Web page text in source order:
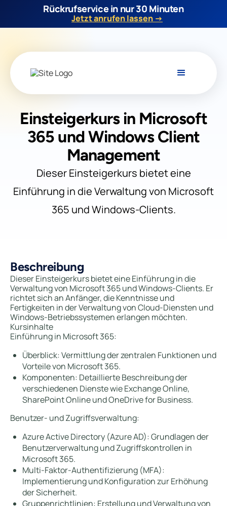
Rückrufservice in nur 30 Minuten
Jetzt anrufen lassen →
Einsteigerkurs in Microsoft
365 und Windows Client
Management
Dieser Einsteigerkurs bietet eine
Einführung in die Verwaltung von Microsoft
365 und Windows-Clients.
Beschreibung
Dieser Einsteigerkurs bietet eine Einführung in die
Verwaltung von Microsoft 365 und Windows-Clients. Er
richtet sich an Anfänger, die Kenntnisse und
Fertigkeiten in der Verwaltung von Cloud-Diensten und
Windows-Betriebssystemen erlangen möchten.
Kursinhalte
Einführung in Microsoft 365:
Überblick: Vermittlung der zentralen Funktionen und
Vorteile von Microsoft 365.
Komponenten: Detaillierte Beschreibung der
verschiedenen Dienste wie Exchange Online,
SharePoint Online und OneDrive for Business.
Benutzer- und Zugriffsverwaltung:
Azure Active Directory (Azure AD): Grundlagen der
Benutzerverwaltung und Zugriffskontrollen in
Microsoft 365.
Multi-Faktor-Authentifizierung (MFA):
Implementierung und Konfiguration zur Erhöhung
der Sicherheit.
Gruppenrichtlinien: Erstellung und Verwaltung von